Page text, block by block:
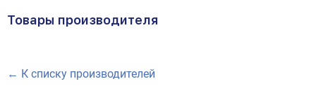
Товары производителя
← К списку производителей